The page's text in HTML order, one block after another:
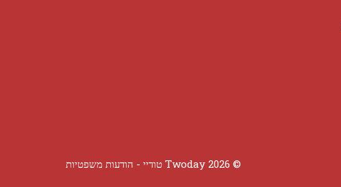
© 2026 Twoday טודיי - הודעות משפטיות